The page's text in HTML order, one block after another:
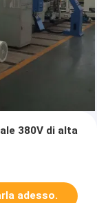
380V di alta
adesso.